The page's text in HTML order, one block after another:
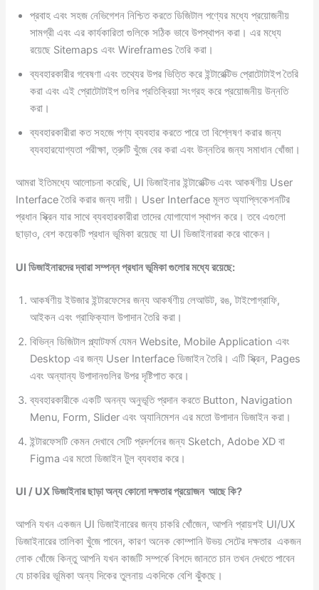
প্রবাহ এবং সহজ নেভিগেশন নিশ্চিত করতে ডিজিটাল পণ্যের মধ্যে প্রয়োজনীয়
সামগ্রী এবং এর কার্যকারিতা গুলিকে সঠিক ভাবে উপস্থাপন করা। এর মধ্যে
রয়েছে Sitemaps এবং Wireframes তৈরি করা।
ব্যবহারকারীর গবেষণা এবং তথ্যের উপর ভিত্তি করে ইন্টারেক্টিভ প্রোটোটাইপ তৈরি
করা এবং এই প্রোটোটাইপ গুলির প্রতিক্রিয়া সংগ্রহ করে প্রয়োজনীয় উন্নতি
করা।
ব্যবহারকারীরা কত সহজে পণ্য ব্যবহার করতে পারে তা বিশ্লেষণ করার জন্য
ব্যবহারযোগ্যতা পরীক্ষা, ত্রুটি খুঁজে বের করা এবং উন্নতির জন্য সমাধান খোঁজা।
আমরা ইতিমধ্যে আলোচনা করেছি, UI ডিজাইনার ইন্টারেক্টিভ এবং আকর্ষণীয় User
Interface তৈরি করার জন্য দায়ী। User Interface মূলত অ্যাপ্লিকেশনটির
প্রধান স্ক্রিন যার সাথে ব্যবহারকারীরা তাদের যোগাযোগ স্থাপন করে। তবে এগুলো
ছাড়াও, বেশ কয়েকটি প্রধান ভূমিকা রয়েছে যা UI ডিজাইনাররা করে থাকেন।
UI ডিজাইনারদের দ্বারা সম্পন্ন প্রধান ভূমিকা গুলোর মধ্যে রয়েছে:
আকর্ষণীয় ইউজার ইন্টারফেসের জন্য আকর্ষণীয় লেআউট, রঙ, টাইপোগ্রাফি,
আইকন এবং গ্রাফিক্যাল উপাদান তৈরি করা।
বিভিন্ন ডিজিটাল প্ল্যাটফর্ম যেমন Website, Mobile Application এবং
Desktop এর জন্য User Interface ডিজাইন তৈরি। এটি স্ক্রিন, Pages
এবং অন্যান্য উপাদানগুলির উপর দৃষ্টিপাত করে।
ব্যবহারকারীকে একটি অনন্য অনুভূতি প্রদান করতে Button, Navigation
Menu, Form, Slider এবং অ্যানিমেশন এর মতো উপাদান ডিজাইন করা।
ইন্টারফেসটি কেমন দেখাবে সেটি প্রদর্শনের জন্য Sketch, Adobe XD বা
Figma এর মতো ডিজাইন টুল ব্যবহার করে।
UI / UX ডিজাইনার ছাড়া অন্য কোনো দক্ষতার প্রয়োজন আছে কি?
আপনি যখন একজন UI ডিজাইনারের জন্য চাকরি খোঁজেন, আপনি প্রায়শই UI/UX
ডিজাইনারের তালিকা খুঁজে পাবেন, কারণ অনেক কোম্পানি উভয় সেটের দক্ষতার একজন
লোক খোঁজে কিন্তু আপনি যখন কাজটি সম্পর্কে বিশদে জানতে চান তখন দেখতে পাবেন
যে চাকরির ভূমিকা অন্য দিকের তুলনায় একদিকে বেশি ঝুঁকছে।